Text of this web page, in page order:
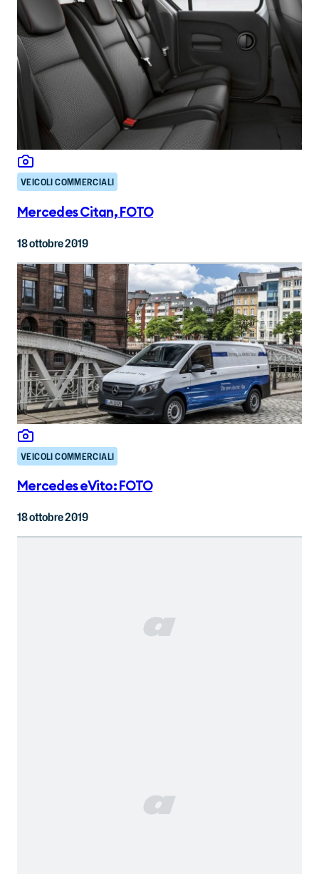
VEICOLI COMMERCIALI
Mercedes Citan, FOTO
18 ottobre 2019
VEICOLI COMMERCIALI
Mercedes eVito: FOTO
18 ottobre 2019